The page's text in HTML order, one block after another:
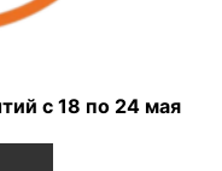
с 18 по 24 мая